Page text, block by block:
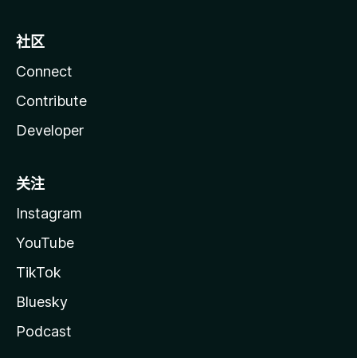
社区
Connect
Contribute
Developer
关注
Instagram
YouTube
TikTok
Bluesky
Podcast